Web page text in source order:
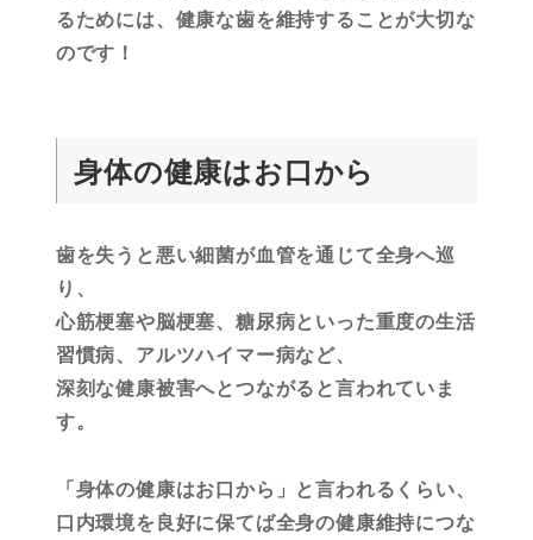
るためには、健康な歯を維持することが大切な
のです！
身体の健康はお口から
歯を失うと悪い細菌が血管を通じて全身へ巡
り、
心筋梗塞や脳梗塞、糖尿病といった重度の生活
習慣病、アルツハイマー病など、
深刻な健康被害へとつながると言われていま
す。
「身体の健康はお口から」と言われるくらい、
口内環境を良好に保てば全身の健康維持につな